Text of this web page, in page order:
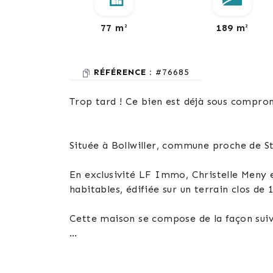
77 m² 189 m²
RÉFÉRENCE : #76685
Trop tard ! Ce bien est déjà sous
Située à Bollwiller, commune proche de
En exclusivité LF Immo, Christelle
habitables, édifiée sur un terrain clos de
Cette maison se compose de la façon